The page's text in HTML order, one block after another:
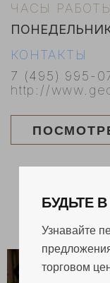
ЧАСЫ РАБОТЫ
КОНТАКТЫ
7 (495) 995-
http://